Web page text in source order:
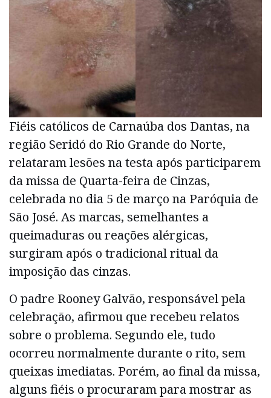
Fiéis católicos de Carnaúba dos Dantas, na
região Seridó do Rio Grande do Norte,
relataram lesões na testa após participarem
da missa de Quarta-feira de Cinzas,
celebrada no dia 5 de março na Paróquia de
São José. As marcas, semelhantes a
queimaduras ou reações alérgicas,
surgiram após o tradicional ritual da
imposição das cinzas.
O padre Rooney Galvão, responsável pela
celebração, afirmou que recebeu relatos
sobre o problema. Segundo ele, tudo
ocorreu normalmente durante o rito, sem
queixas imediatas. Porém, ao final da missa,
alguns fiéis o procuraram para mostrar as